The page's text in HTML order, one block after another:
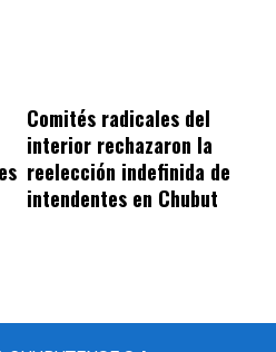
Comités radicales del
interior rechazaron la
reelección indefinida de
intendentes en Chubut